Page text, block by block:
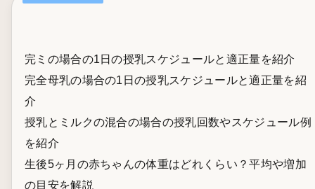
完ミの場合の1日の授乳スケジュールと適正量を紹介
完全母乳の場合の1日の授乳スケジュールと適正量を紹
介
授乳とミルクの混合の場合の授乳回数やスケジュール例
を紹介
生後5ヶ月の赤ちゃんの体重はどれくらい？平均や増加
の目安を解説